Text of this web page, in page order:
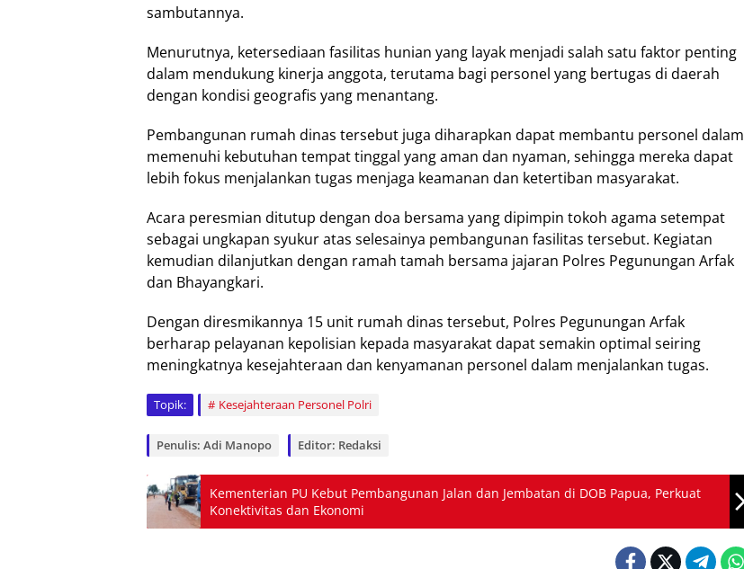
sambutannya.
Menurutnya, ketersediaan fasilitas hunian yang layak menjadi salah satu faktor penting
dalam mendukung kinerja anggota, terutama bagi personel yang bertugas di daerah
dengan kondisi geografis yang menantang.
Pembangunan rumah dinas tersebut juga diharapkan dapat membantu personel dalam
memenuhi kebutuhan tempat tinggal yang aman dan nyaman, sehingga mereka dapat
lebih fokus menjalankan tugas menjaga keamanan dan ketertiban masyarakat.
Acara peresmian ditutup dengan doa bersama yang dipimpin tokoh agama setempat
sebagai ungkapan syukur atas selesainya pembangunan fasilitas tersebut. Kegiatan
kemudian dilanjutkan dengan ramah tamah bersama jajaran Polres Pegunungan Arfak
dan Bhayangkari.
Dengan diresmikannya 15 unit rumah dinas tersebut, Polres Pegunungan Arfak
berharap pelayanan kepolisian kepada masyarakat dapat semakin optimal seiring
meningkatnya kesejahteraan dan kenyamanan personel dalam menjalankan tugas.
Topik: Kesejahteraan Personel Polri
Penulis: Adi Manopo Editor: Redaksi
Kementerian PU Kebut Pembangunan Jalan dan Jembatan di DOB Papua, Perkuat
Konektivitas dan Ekonomi